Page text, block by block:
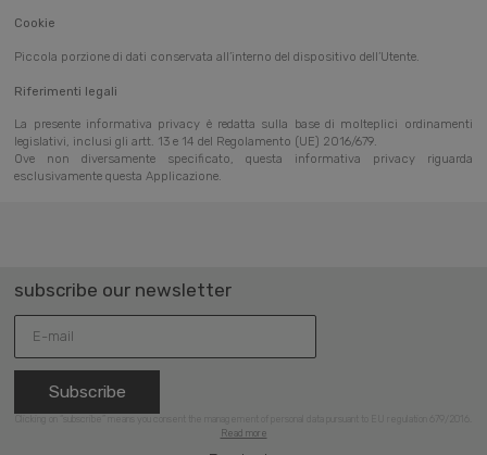
Cookie
Piccola porzione di dati conservata all’interno del dispositivo dell’Utente.
Riferimenti legali
La presente informativa privacy è redatta sulla base di molteplici ordinamenti
legislativi, inclusi gli artt. 13 e 14 del Regolamento (UE) 2016/679.
Ove non diversamente specificato, questa informativa privacy riguarda
esclusivamente questa Applicazione.
subscribe our newsletter
Subscribe
Read more